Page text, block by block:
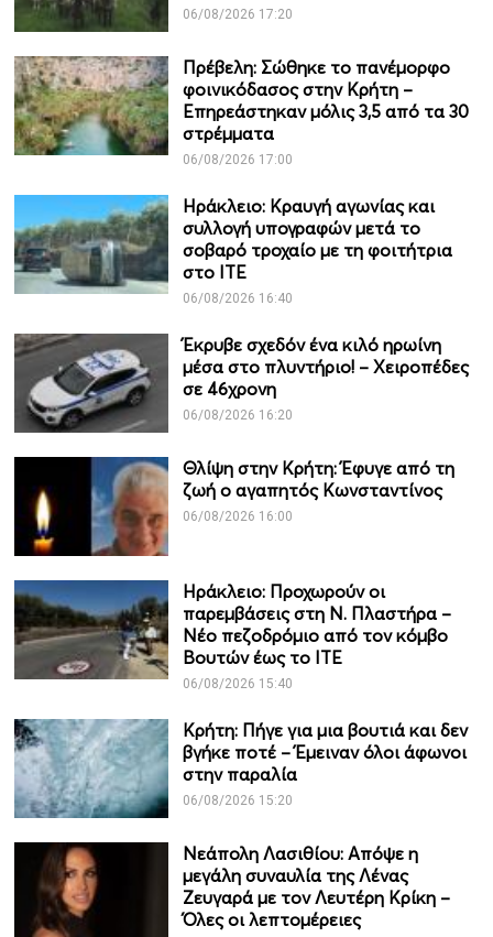
06/08/2026 17:20
Πρέβελη: Σώθηκε το πανέμορφο
φοινικόδασος στην Κρήτη –
Επηρεάστηκαν μόλις 3,5 από τα 30
στρέμματα
06/08/2026 17:00
Ηράκλειο: Κραυγή αγωνίας και
συλλογή υπογραφών μετά το
σοβαρό τροχαίο με τη φοιτήτρια
στο ΙΤΕ
06/08/2026 16:40
Έκρυβε σχεδόν ένα κιλό ηρωίνη
μέσα στο πλυντήριο! – Χειροπέδες
σε 46χρονη
06/08/2026 16:20
Θλίψη στην Κρήτη: Έφυγε από τη
ζωή ο αγαπητός Κωνσταντίνος
06/08/2026 16:00
Ηράκλειο: Προχωρούν οι
παρεμβάσεις στη Ν. Πλαστήρα –
Νέο πεζοδρόμιο από τον κόμβο
Βουτών έως το ΙΤΕ
06/08/2026 15:40
Κρήτη: Πήγε για μια βουτιά και δεν
βγήκε ποτέ – Έμειναν όλοι άφωνοι
στην παραλία
06/08/2026 15:20
Νεάπολη Λασιθίου: Απόψε η
μεγάλη συναυλία της Λένας
Ζευγαρά με τον Λευτέρη Κρίκη –
Όλες οι λεπτομέρειες